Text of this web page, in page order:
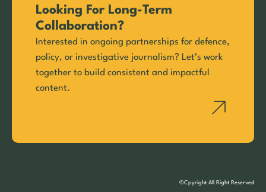
Looking For Long-Term
Collaboration?
Interested in ongoing partnerships for defence,
policy, or investigative journalism? Let’s work
together to build consistent and impactful
content.
©Cpyright All Right Reserved